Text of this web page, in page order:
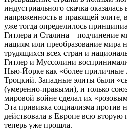
индустриального скачка
напряженность в правящей элите,
уже тогда определилось
Гитлера и Сталина – подчинение
нациям или преобразование мира
трудящихся всех стран и
Гитлер и Муссолини
Нью-Йорке как «более приличные
Троцкий. Западные элиты были
(умеренно-правыми), и только
мировой войне сделал их
Эта прививка социализма против
действовала в Европе всю
теперь уже прошла.